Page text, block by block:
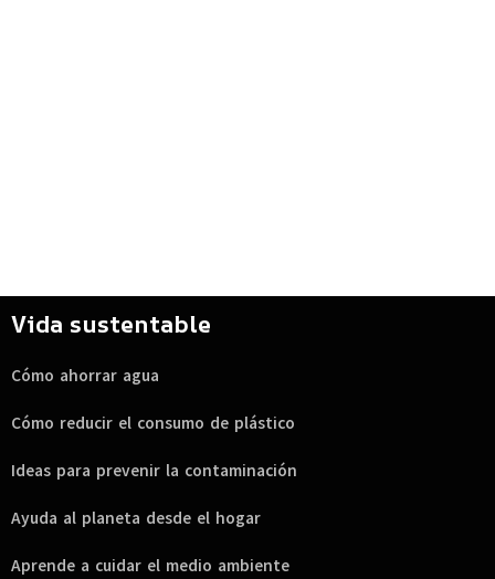
Vida sustentable
Cómo ahorrar agua
Cómo reducir el consumo de plástico
Ideas para prevenir la contaminación
Ayuda al planeta desde el hogar
Aprende a cuidar el medio ambiente